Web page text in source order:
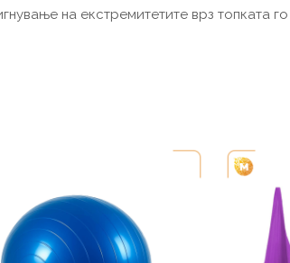
на екстремитетите врз топката
has
multiple
variants.